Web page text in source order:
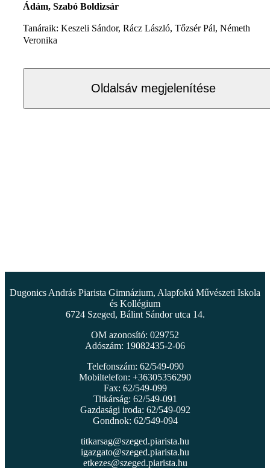
Ádám, Szabó Boldizsár
Tanáraik: Keszeli Sándor, Rácz László, Tőzsér Pál, Németh
Veronika
Oldalsáv megjelenítése
Dugonics András Piarista Gimnázium, Alapfokú Művészeti Iskola
és Kollégium
6724 Szeged, Bálint Sándor utca 14.
OM azonosító: 029752
Adószám: 19082435-2-06
Telefonszám: 62/549-090
Mobiltelefon: +36305356290
Fax: 62/549-099
Titkárság: 62/549-091
Gazdasági iroda: 62/549-092
Gondnok: 62/549-094
titkarsag@szeged.piarista.hu
igazgato@szeged.piarista.hu
etkezes@szeged.piarista.hu